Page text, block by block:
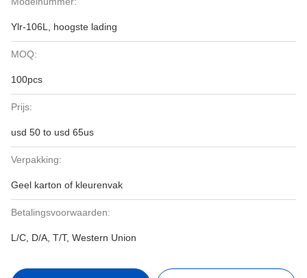
Ylr-106L, hoogste lading
MOQ:
100pcs
Prijs:
usd 50 to usd 65us
Verpakking:
Geel karton of kleurenvak
Betalingsvoorwaarden:
L/C, D/A, T/T, Western Union